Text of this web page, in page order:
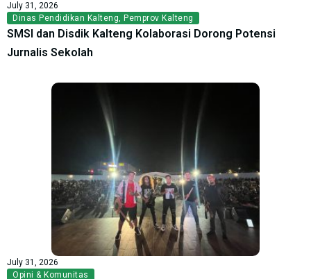
July 31, 2026
Dinas Pendidikan Kalteng, Pemprov Kalteng
SMSI dan Disdik Kalteng Kolaborasi Dorong Potensi
Jurnalis Sekolah
July 31, 2026
Opini & Komunitas